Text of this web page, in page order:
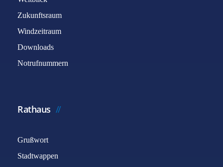
Zukunftsraum
Windzeitraum
Downloads
Notrufnummern
Rathaus
Grußwort
Stadtwappen